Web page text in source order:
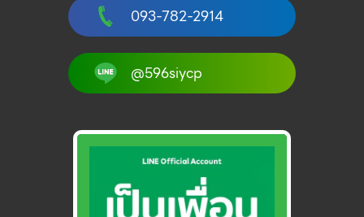
093-782-2914
@596siycp